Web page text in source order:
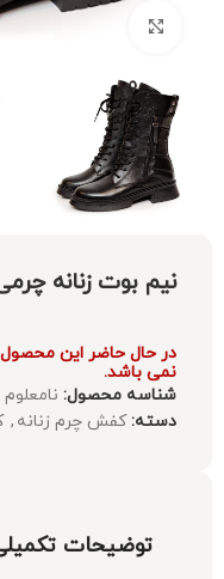
برای بزرگنمایی
نیم بوت زنانه چرمی
در حال حاضر این
نمی باشد.
شناسه محصول: نامعلوم
دسته: کفش چرم زنانه ,
توضیحات